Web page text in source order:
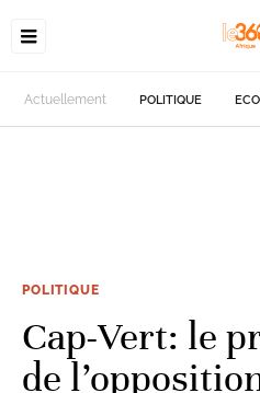
Actuellement POLITIQUE
POLITIQUE
Cap-Vert: le
de